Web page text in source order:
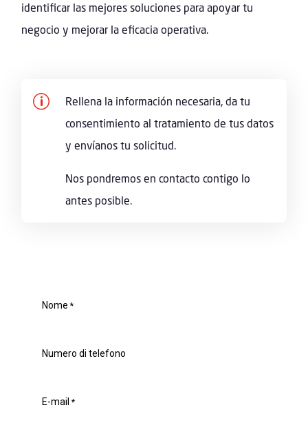
identificar las mejores soluciones para apoyar tu
negocio y mejorar la eficacia operativa.
p
Rellena la información necesaria, da tu
consentimiento al tratamiento de tus datos
y envíanos tu solicitud.
Nos pondremos en contacto contigo lo
antes posible.